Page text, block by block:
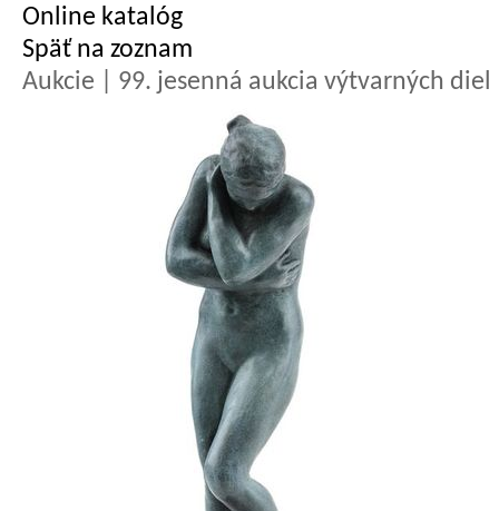
Online katalóg
Späť na zoznam
Aukcie | 99. jesenná aukcia výtvarných diel